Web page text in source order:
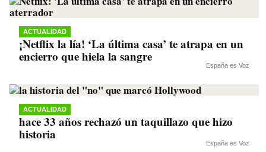
ACTUALIDAD
¡Netflix la lía! ‘La última casa’ te atrapa en un
encierro que hiela la sangre
España es Voz
ACTUALIDAD
hace 33 años rechazó un taquillazo que hizo
historia
España es Voz